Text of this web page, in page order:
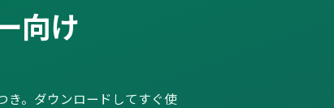
向け
き。ダウンロードしてすぐ使